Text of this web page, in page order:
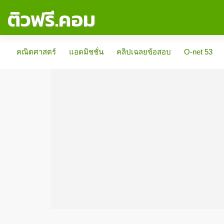
ติวฟรี.คอม
คณิตศาสตร์ แอดมิชชั่น คลิปเฉลยข้อสอบ O-net 53